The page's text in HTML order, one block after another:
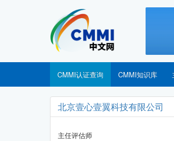
CMMI认证查询 CMMI知识库
北京壹心壹翼科技有限公司
主任评估师